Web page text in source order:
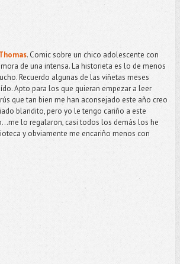
. Comic sobre un chico adolescente con
de una intensa. La historieta es lo de menos
Recuerdo algunas de las viñetas meses
Apto para los que quieran empezar a leer
que tan bien me han aconsejado este año creo
blandito, pero yo le tengo cariño a este
lo regalaron, casi todos los demás los he
y obviamente me encariño menos con